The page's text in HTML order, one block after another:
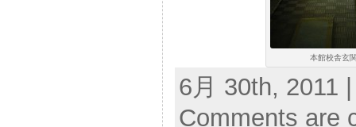
本館校舎玄
6月 30th, 2011
Comments are